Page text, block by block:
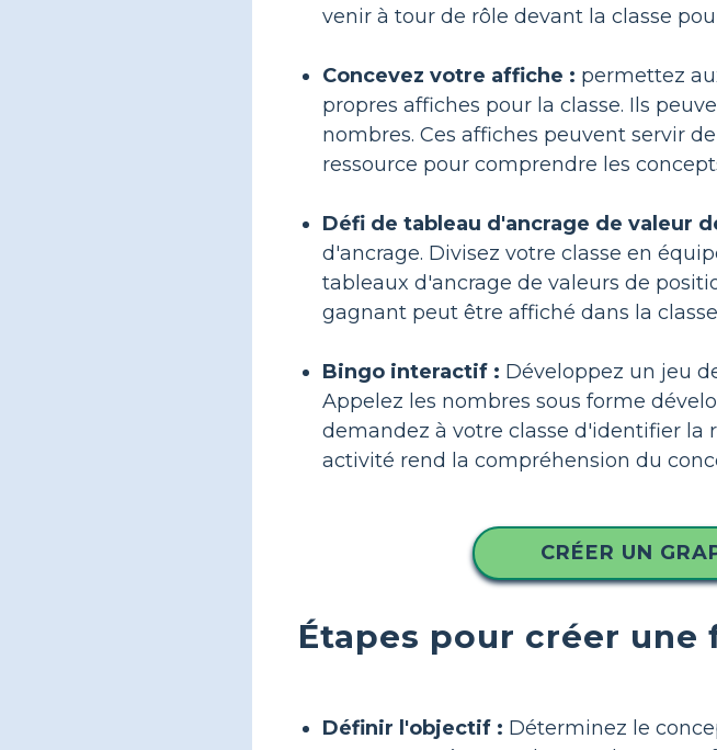
venir à tour de rôle devant la classe
Concevez votre affiche : permettez
propres affiches pour la classe. Ils
nombres. Ces affiches peuvent servir
ressource pour comprendre les
Défi de tableau d'ancrage de valeur
d'ancrage. Divisez votre classe en
tableaux d'ancrage de valeurs de
gagnant peut être affiché dans la
Bingo interactif : Développez un jeu
Appelez les nombres sous forme
demandez à votre classe d'identifier la
activité rend la compréhension du
CRÉER UN
Étapes pour créer
Définir l'objectif : Déterminez le